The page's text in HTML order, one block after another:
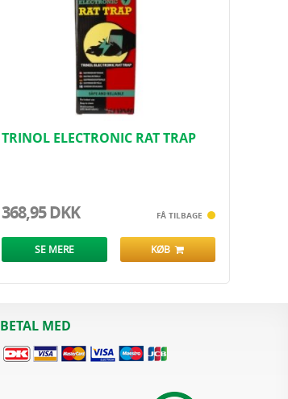
TRINOL ELECTRONIC RAT TRAP
368,95 DKK FÅ TILBAGE
SE MERE KØB
BETAL MED